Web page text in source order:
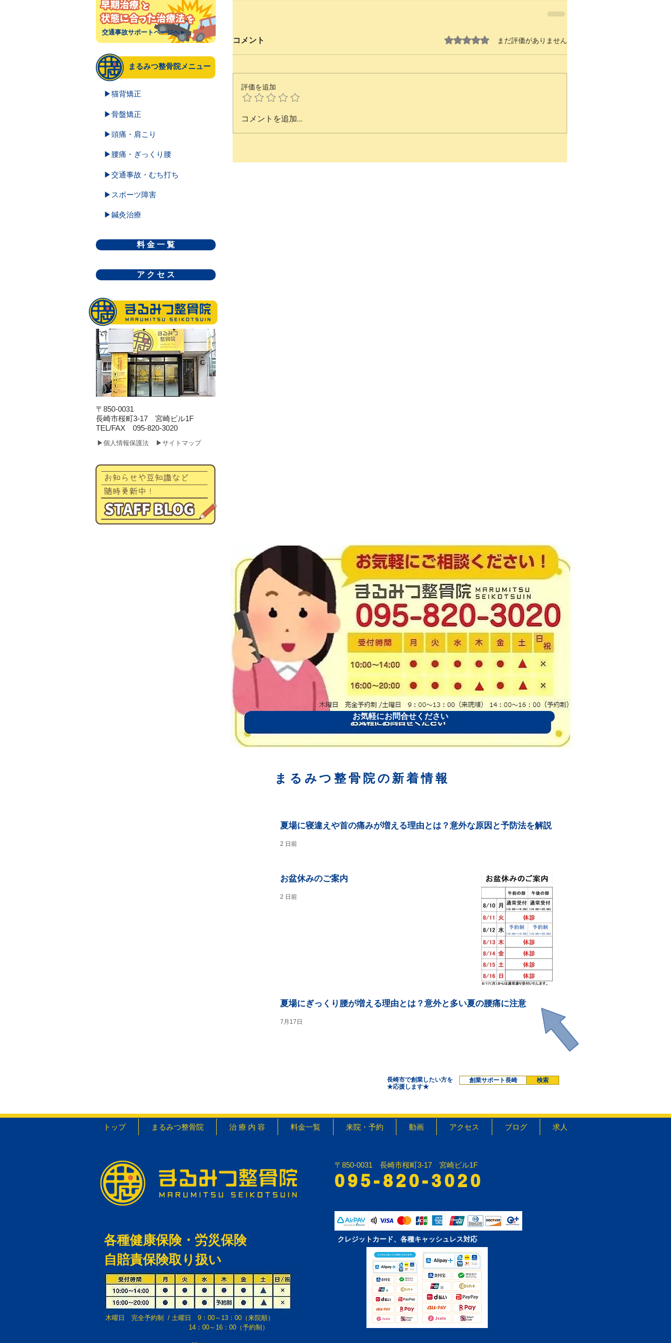
交通事故サポートページへ►
まるみつ整骨院メニュー
▶猫背矯正
▶骨盤矯正
▶頭痛・肩こり
▶腰痛・ぎっくり腰
▶交通事故・むち打ち
▶スポーツ障害
▶鍼灸治療
料 金 一 覧
ア ク セ ス
〒850-0031
長崎市桜町3-17 宮崎ビル1F
​TEL/FAX 095-820-3020
▶個人情報保護法 ▶サイトマップ
コメント 5つ星のうち0と評価されています。
まだ評価がありません
評価を追加
コメントを追加…
お気軽にお問合せください
まるみつ整骨院の新着情報
夏場に寝違えや首の痛みが増える理由とは？意外な原因と予防法を解説
2 日前
お盆休みのご案内
2 日前
夏場にぎっくり腰が増える理由とは？意外と多い夏の腰痛に注意
7月17日
長崎市で創業したい方を
​★応援します★
創業サポート長崎 検索
トップ まるみつ整骨院 治 療 内 容 料金一覧 来院・予約 動画 アクセス ブログ 求人
〒850-0031 長崎市桜町3-17 宮崎ビル1F
095-820-3020
各種健康保険・労災保険
自賠責保険取り扱い
木曜日 完全予約制 / 土曜日 9：00～13：00（来院順）
​ 14：00～16：00（予約制）
クレジットカード、各種キャッシュレス対応